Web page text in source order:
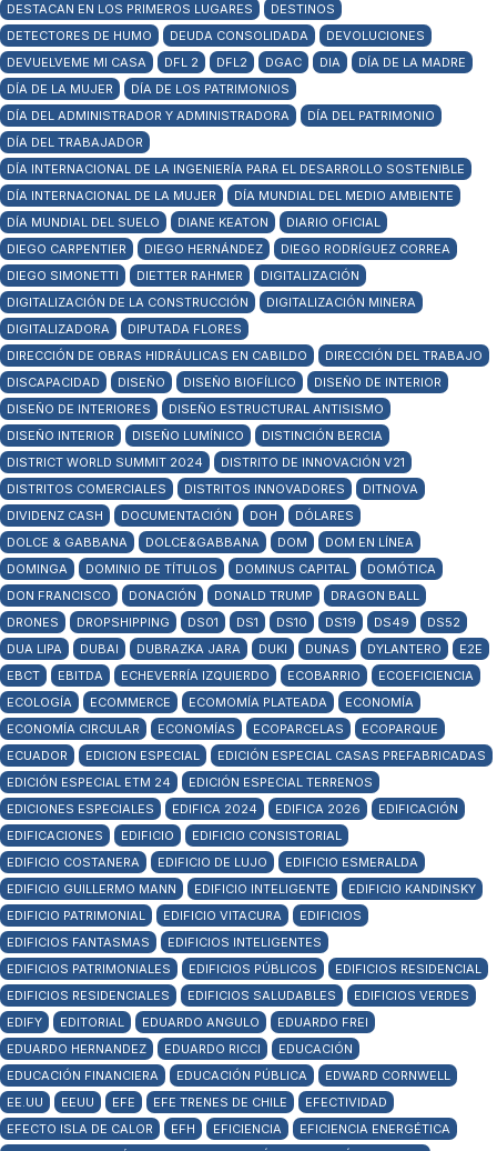
DESTACAN EN LOS PRIMEROS LUGARES
DESTINOS
DETECTORES DE HUMO
DEUDA CONSOLIDADA
DEVOLUCIONES
DEVUELVEME MI CASA
DFL 2 DFL2 DGAC DIA
DÍA DE LA MADRE
DÍA DE LA MUJER
DÍA DE LOS PATRIMONIOS
DÍA DEL ADMINISTRADOR Y ADMINISTRADORA
DÍA DEL PATRIMONIO
DÍA DEL TRABAJADOR
DÍA INTERNACIONAL DE LA INGENIERÍA PARA EL DESARROLLO SOSTENIBLE
DÍA INTERNACIONAL DE LA MUJER
DÍA MUNDIAL DEL MEDIO AMBIENTE
DÍA MUNDIAL DEL SUELO
DIANE KEATON
DIARIO OFICIAL
DIEGO CARPENTIER
DIEGO HERNÁNDEZ
DIEGO RODRÍGUEZ CORREA
DIEGO SIMONETTI
DIETTER RAHMER
DIGITALIZACIÓN
DIGITALIZACIÓN DE LA CONSTRUCCIÓN
DIGITALIZACIÓN MINERA
DIGITALIZADORA
DIPUTADA FLORES
DIRECCIÓN DE OBRAS HIDRÁULICAS EN CABILDO
DIRECCIÓN DEL TRABAJO
DISCAPACIDAD
DISEÑO DISEÑO BIOFÍLICO
DISEÑO DE INTERIOR
DISEÑO DE INTERIORES
DISEÑO ESTRUCTURAL ANTISISMO
DISEÑO INTERIOR
DISEÑO LUMÍNICO
DISTINCIÓN BERCIA
DISTRICT WORLD SUMMIT 2024
DISTRITO DE INNOVACIÓN V21
DISTRITOS COMERCIALES
DISTRITOS INNOVADORES
DITNOVA
DIVIDENZ CASH
DOCUMENTACIÓN DOH
DÓLARES
DOLCE & GABBANA
DOLCE&GABBANA DOM
DOM EN LÍNEA
DOMINGA
DOMINIO DE TÍTULOS DOMINUS CAPITAL
DOMÓTICA
DON FRANCISCO
DONACIÓN DONALD TRUMP
DRAGON BALL
DRONES
DROPSHIPPING DS01 DS1 DS10 DS19 DS49
DS52
DUA LIPA
DUBAI DUBRAZKA JARA DUKI DUNAS DYLANTERO
E2E
EBCT
EBITDA ECHEVERRÍA IZQUIERDO ECOBARRIO
ECOEFICIENCIA
ECOLOGÍA
ECOMMERCE ECOMOMÍA PLATEADA
ECONOMÍA
ECONOMÍA CIRCULAR
ECONOMÍAS ECOPARCELAS
ECOPARQUE
ECUADOR
EDICION ESPECIAL
EDICIÓN ESPECIAL CASAS PREFABRICADAS
EDICIÓN ESPECIAL ETM 24
EDICIÓN ESPECIAL TERRENOS
EDICIONES ESPECIALES
EDIFICA 2024 EDIFICA 2026
EDIFICACIÓN
EDIFICACIONES
EDIFICIO
EDIFICIO CONSISTORIAL
EDIFICIO COSTANERA
EDIFICIO DE LUJO
EDIFICIO ESMERALDA
EDIFICIO GUILLERMO MANN
EDIFICIO INTELIGENTE
EDIFICIO KANDINSKY
EDIFICIO PATRIMONIAL
EDIFICIO VITACURA
EDIFICIOS
EDIFICIOS FANTASMAS
EDIFICIOS INTELIGENTES
EDIFICIOS PATRIMONIALES
EDIFICIOS PÚBLICOS
EDIFICIOS RESIDENCIAL
EDIFICIOS RESIDENCIALES
EDIFICIOS SALUDABLES
EDIFICIOS VERDES
EDIFY
EDITORIAL EDUARDO ANGULO
EDUARDO FREI
EDUARDO HERNANDEZ
EDUARDO RICCI
EDUCACIÓN
EDUCACIÓN FINANCIERA
EDUCACIÓN PÚBLICA
EDWARD CORNWELL
EE.UU
EEUU EFE EFE TRENES DE CHILE
EFECTIVIDAD
EFECTO ISLA DE CALOR
EFH EFICIENCIA
EFICIENCIA ENERGÉTICA